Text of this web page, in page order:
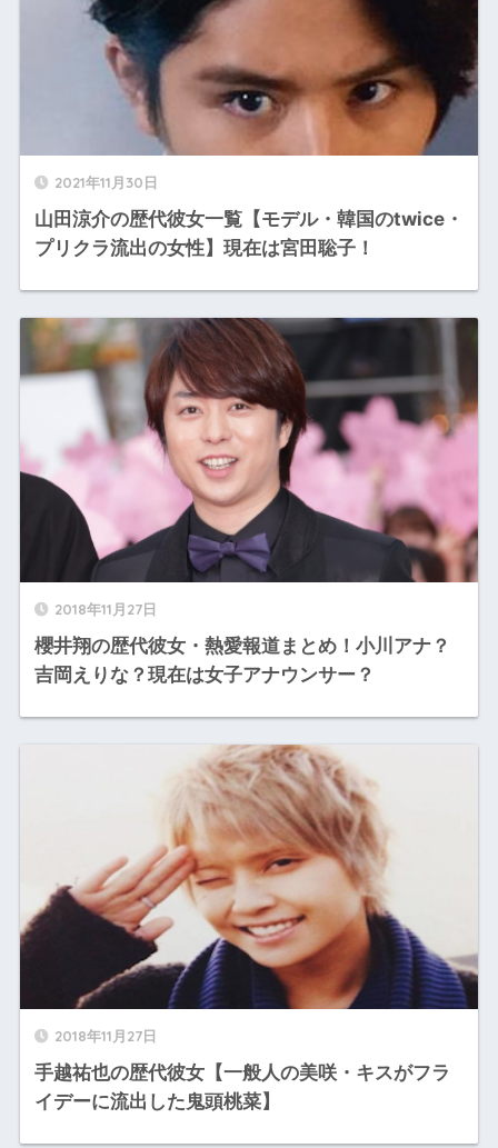
2021年11月30日
山田涼介の歴代彼女一覧【モデル・韓国のtwice・
プリクラ流出の女性】現在は宮田聡子！
2018年11月27日
櫻井翔の歴代彼女・熱愛報道まとめ！小川アナ？
吉岡えりな？現在は女子アナウンサー？
2018年11月27日
手越祐也の歴代彼女【一般人の美咲・キスがフラ
イデーに流出した鬼頭桃菜】